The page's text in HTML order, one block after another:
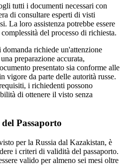
tutti i documenti necessari con
di consultare esperti di visti
La loro assistenza potrebbe essere
del processo di richiesta.
richiede un'attenzione
preparazione accurata,
presentato sia conforme alle
vigore da parte delle autorità russe.
i richiedenti possono
di ottenere il visto senza
Passaporto
per la Russia dal Kazakistan, è
i criteri di validità del passaporto.
valido per almeno sei mesi oltre